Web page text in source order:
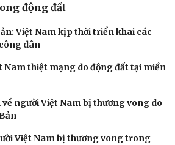
động đất
Việt Nam kịp thời triển khai các
dân
Nam thiệt mạng do động đất tại miền
người Việt Nam bị thương vong do
Việt Nam bị thương vong trong